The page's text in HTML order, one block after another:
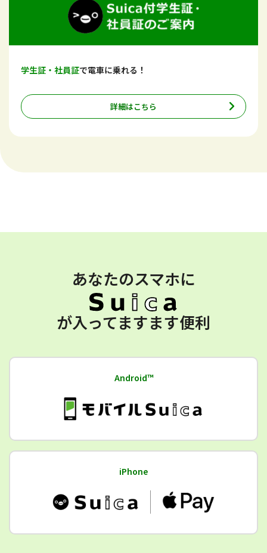
学生証・社員証で電車に乗れる！
詳細はこちら
あなたのスマホに
が入ってますます便利
Android™
iPhone